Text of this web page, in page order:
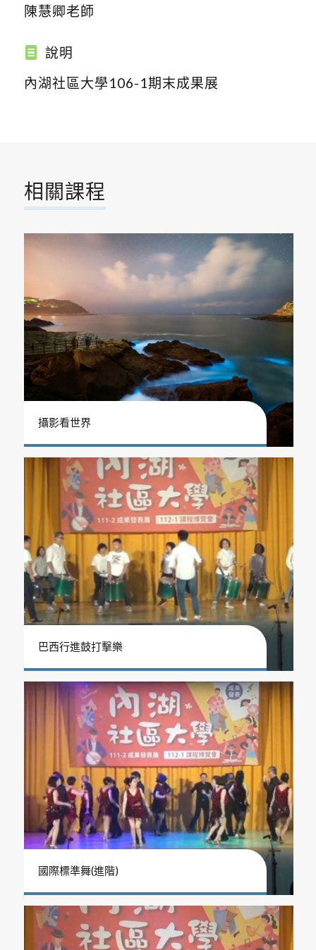
陳慧卿老師
說明
內湖社區大學106-1期末成果展
相關課程
攝影看世界
巴西行進鼓打擊樂
國際標準舞(進階)